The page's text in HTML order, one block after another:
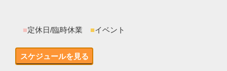
■定休日/臨時休業 ■イベント
スケジュールを見る